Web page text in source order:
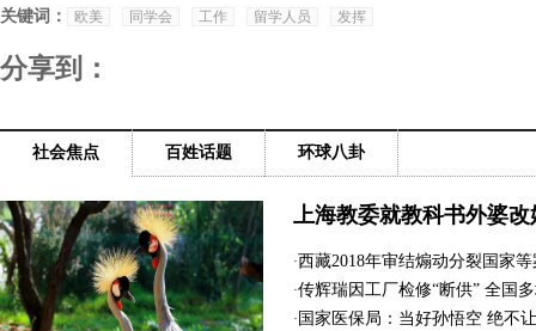
关键词： 欧美 同学会 工作 留学人员 发挥
分享到：